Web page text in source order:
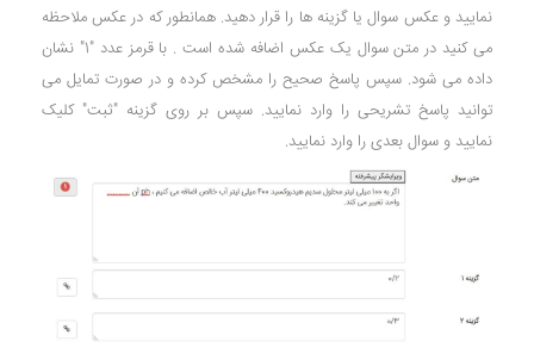
نمایید و عکس سوال یا گزینه ها را قرار دهید. همانطور که در عکس ملاحظه
می کنید در متن سوال یک عکس اضافه شده است . با قرمز عدد "1" نشان
داده می شود. سپس پاسخ صحیح را مشخص کرده و در صورت تمایل می
توانید پاسخ تشریحی را وارد نمایید. سپس بر روی گزینه "ثبت" کلیک
نمایید و سوال بعدی را وارد نمایید.